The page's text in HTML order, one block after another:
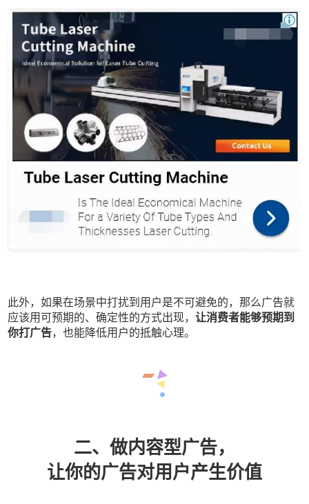
此外，如果在场景中打扰到用户是不可避免的，那么广告就
应该用可预期的、确定性的方式出现，让消费者能够预期到
你打广告，也能降低用户的抵触心理。
二、做内容型广告，
让你的广告对用户产生价值